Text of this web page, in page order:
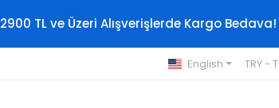
2900 TL ve Üzeri Alışverişlerde Kargo
English TRY -